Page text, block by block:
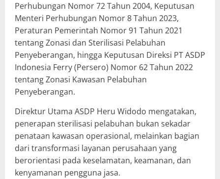
Perhubungan Nomor 72 Tahun 2004, Keputusan
Menteri Perhubungan Nomor 8 Tahun 2023,
Peraturan Pemerintah Nomor 91 Tahun 2021
tentang Zonasi dan Sterilisasi Pelabuhan
Penyeberangan, hingga Keputusan Direksi PT ASDP
Indonesia Ferry (Persero) Nomor 62 Tahun 2022
tentang Zonasi Kawasan Pelabuhan
Penyeberangan.
Direktur Utama ASDP Heru Widodo mengatakan,
penerapan sterilisasi pelabuhan bukan sekadar
penataan kawasan operasional, melainkan bagian
dari transformasi layanan perusahaan yang
berorientasi pada keselamatan, keamanan, dan
kenyamanan pengguna jasa.